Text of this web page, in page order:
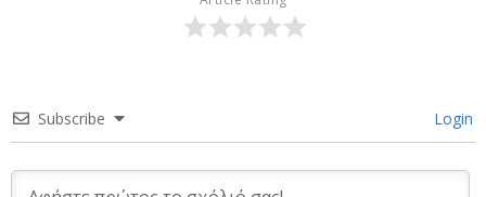
Subscribe Login